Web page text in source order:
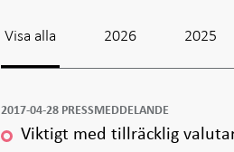
Visa alla 2026 2025
2017-04-28 PRESSMEDDELANDE
Viktigt med tillräcklig